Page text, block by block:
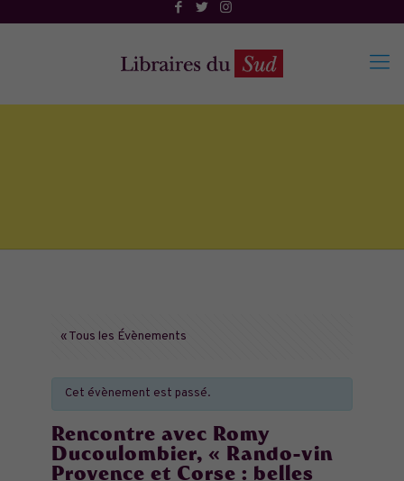
« Tous les Évènements
Cet évènement est passé.
Rencontre avec Romy
Ducoulombier, « Rando-vin